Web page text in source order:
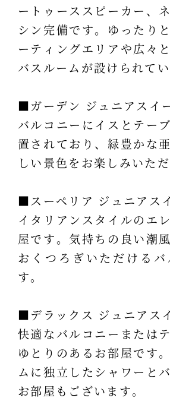
ートゥーススピーカー、
シン完備です。ゆったり
ーティングエリアや広々
バスルームが設けられてい
■ガーデン ジュニアスイ
バルコニーにイスとテー
置されており、緑豊かな
しい景色をお楽しみいただ
■スーペリア ジュニアス
イタリアンスタイルのエ
屋です。気持ちの良い潮
おくつろぎいただける
す。
■デラックス ジュニアス
快適なバルコニーまたは
ゆとりのあるお部屋です
ムに独立したシャワーと
お部屋もございます。